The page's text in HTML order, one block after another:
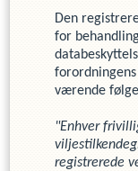
Den
for
værende
"Enhver
registrerede